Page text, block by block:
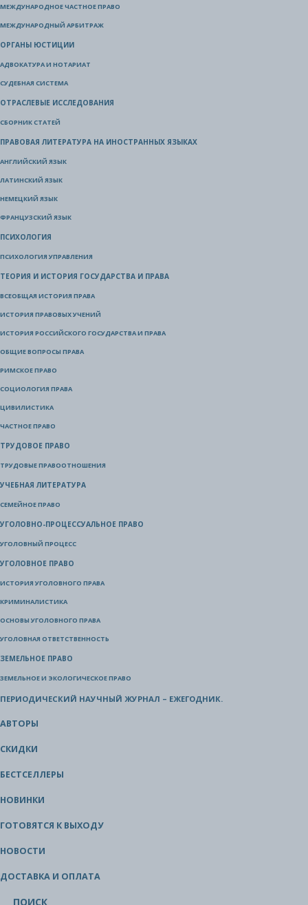
МЕЖДУНАРОДНОЕ ЧАСТНОЕ ПРАВО
МЕЖДУНАРОДНЫЙ АРБИТРАЖ
ОРГАНЫ ЮСТИЦИИ
АДВОКАТУРА И НОТАРИАТ
СУДЕБНАЯ СИСТЕМА
ОТРАСЛЕВЫЕ ИССЛЕДОВАНИЯ
СБОРНИК СТАТЕЙ
ПРАВОВАЯ ЛИТЕРАТУРА НА ИНОСТРАННЫХ ЯЗЫКАХ
АНГЛИЙСКИЙ ЯЗЫК
ЛАТИНСКИЙ ЯЗЫК
НЕМЕЦКИЙ ЯЗЫК
ФРАНЦУЗСКИЙ ЯЗЫК
ПСИХОЛОГИЯ
ПСИХОЛОГИЯ УПРАВЛЕНИЯ
ТЕОРИЯ И ИСТОРИЯ ГОСУДАРСТВА И ПРАВА
ВСЕОБЩАЯ ИСТОРИЯ ПРАВА
ИСТОРИЯ ПРАВОВЫХ УЧЕНИЙ
ИСТОРИЯ РОССИЙСКОГО ГОСУДАРСТВА И ПРАВА
ОБЩИЕ ВОПРОСЫ ПРАВА
РИМСКОЕ ПРАВО
СОЦИОЛОГИЯ ПРАВА
ЦИВИЛИСТИКА
ЧАСТНОЕ ПРАВО
ТРУДОВОЕ ПРАВО
ТРУДОВЫЕ ПРАВООТНОШЕНИЯ
УЧЕБНАЯ ЛИТЕРАТУРА
СЕМЕЙНОЕ ПРАВО
УГОЛОВНО-ПРОЦЕССУАЛЬНОЕ ПРАВО
УГОЛОВНЫЙ ПРОЦЕСС
УГОЛОВНОЕ ПРАВО
ИСТОРИЯ УГОЛОВНОГО ПРАВА
КРИМИНАЛИСТИКА
ОСНОВЫ УГОЛОВНОГО ПРАВА
УГОЛОВНАЯ ОТВЕТСТВЕННОСТЬ
ЗЕМЕЛЬНОЕ ПРАВО
ЗЕМЕЛЬНОЕ И ЭКОЛОГИЧЕСКОЕ ПРАВО
ПЕРИОДИЧЕСКИЙ НАУЧНЫЙ ЖУРНАЛ – ЕЖЕГОДНИК.
АВТОРЫ
СКИДКИ
БЕСТСЕЛЛЕРЫ
НОВИНКИ
ГОТОВЯТСЯ К ВЫХОДУ
НОВОСТИ
ДОСТАВКА И ОПЛАТА
ПОИСК